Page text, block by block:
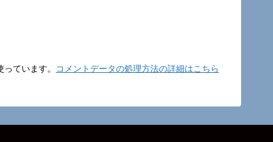
ています。
コメントデータの処理方法の詳細はこちら